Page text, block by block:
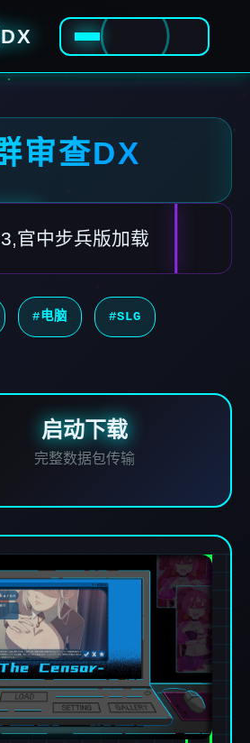
审查DX
官中步兵版加载
#电脑 #SLG
启动下载
完整数据包传输